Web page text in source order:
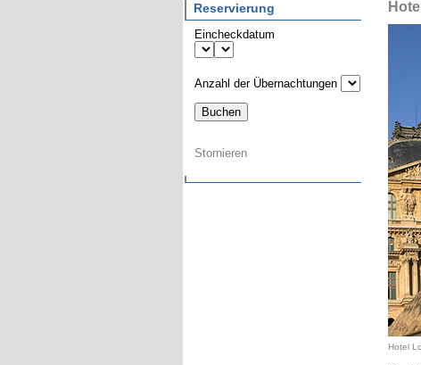
Reservierung
Eincheckdatum
Anzahl der Übernachtungen
Stornieren
Hotel